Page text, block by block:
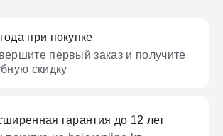
при покупке
первый заказ и получите
скидку
гарантия до 12 лет